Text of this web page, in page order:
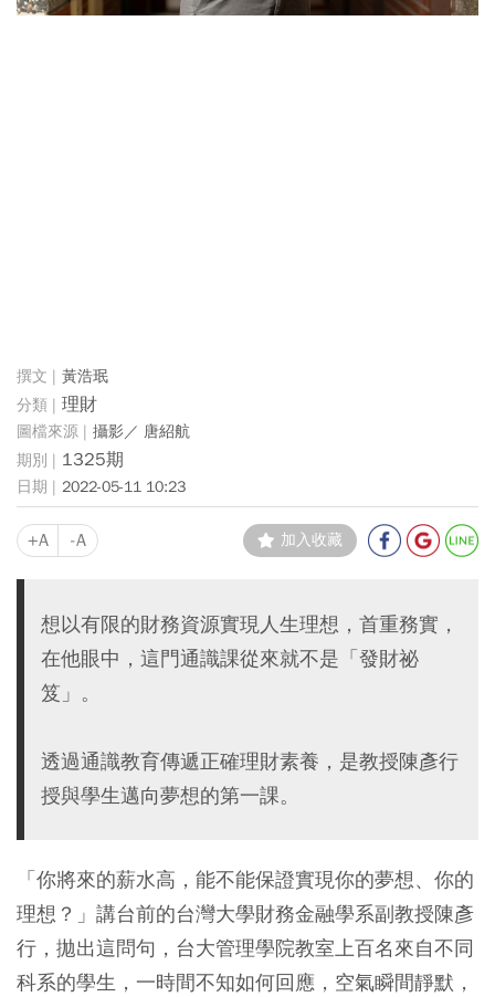
黃浩珉
理財
攝影／ 唐紹航
1325期
2022-05-11 10:23
+A -A 加入收藏
想以有限的財務資源實現人生理想，首重務實，
在他眼中，這門通識課從來就不是「發財祕
笈」。
透過通識教育傳遞正確理財素養，是教授陳彥行
授與學生邁向夢想的第一課。
「你將來的薪水高，能不能保證實現你的夢想、你的
理想？」講台前的台灣大學財務金融學系副教授陳彥
行，拋出這問句，台大管理學院教室上百名來自不同
科系的學生，一時間不知如何回應，空氣瞬間靜默，